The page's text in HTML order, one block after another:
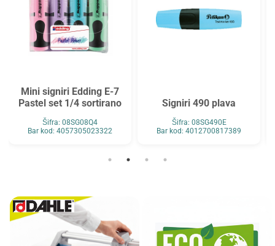
Mini signiri Edding E-7
Pastel set 1/4 sortirano
Šifra: 08SG08Q4
Bar kod: 4057305023322
Signiri 490 plava
Šifra: 08SG490E
Bar kod: 4012700817389